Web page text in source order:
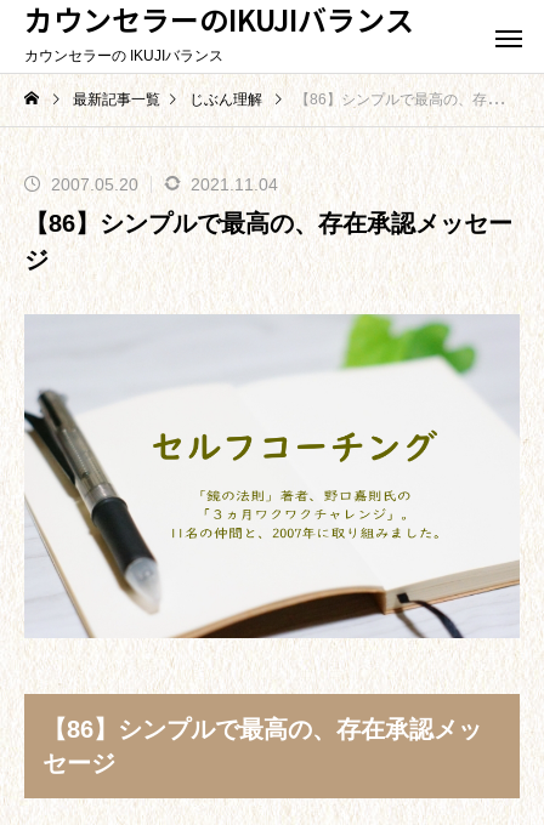
カウンセラーのIKUJIバランス
カウンセラーの IKUJIバランス
最新記事一覧 じぶん理解 【86】シンプルで最高の、存在承認メッセージ
2007.05.20 2021.11.04
【86】シンプルで最高の、存在承認メッセー
ジ
【86】シンプルで最高の、存在承認メッ
セージ